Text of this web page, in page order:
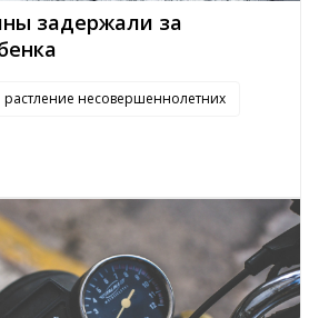
задержали за
растление несовершеннолетних